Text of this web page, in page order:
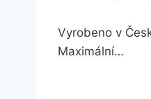
Vyrobeno v
Maximální…